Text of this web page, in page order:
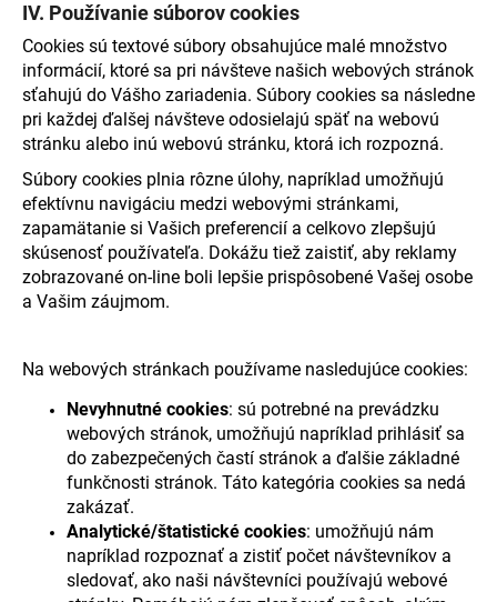
IV. Používanie súborov cookies
Cookies sú textové súbory obsahujúce malé množstvo
informácií, ktoré sa pri návšteve našich webových stránok
sťahujú do Vášho zariadenia. Súbory cookies sa následne
pri každej ďalšej návšteve odosielajú späť na webovú
stránku alebo inú webovú stránku, ktorá ich rozpozná.
Súbory cookies plnia rôzne úlohy, napríklad umožňujú
efektívnu navigáciu medzi webovými stránkami,
zapamätanie si Vašich preferencií a celkovo zlepšujú
skúsenosť používateľa. Dokážu tiež zaistiť, aby reklamy
zobrazované on-line boli lepšie prispôsobené Vašej osobe
a Vašim záujmom.
Na webových stránkach používame nasledujúce cookies:
Nevyhnutné cookies: sú potrebné na prevádzku
webových stránok, umožňujú napríklad prihlásiť sa
do zabezpečených častí stránok a ďalšie základné
funkčnosti stránok. Táto kategória cookies sa nedá
zakázať.
Analytické/štatistické cookies: umožňujú nám
napríklad rozpoznať a zistiť počet návštevníkov a
sledovať, ako naši návštevníci používajú webové